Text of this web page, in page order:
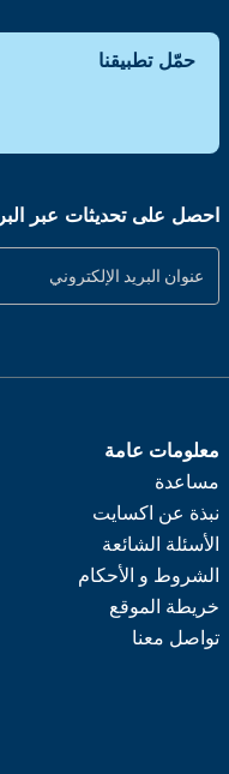
حمّل تطبيقنا
احصل على تحديثات عبر
معلومات عامة
مساعدة
نبذة عن اكسايت
الأسئلة الشائعة
الشروط و الأحكام
خريطة الموقع
تواصل معنا